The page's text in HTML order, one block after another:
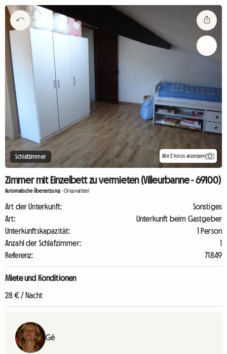
Schlafzimmer Alle 2 Fotos anzeigen
Zimmer mit Einzelbett zu vermieten (Villeurbanne - 69100)
Automatische Übersetzung -Originaltitel
Art der Unterkunft:
Sonstiges
Art:
Unterkunft beim Gastgeber
Unterkunftskapazität:
1 Person
Anzahl der Schlafzimmer:
1
Referenz:
71849
Miete und Konditionen
28 € / Nacht
Gé